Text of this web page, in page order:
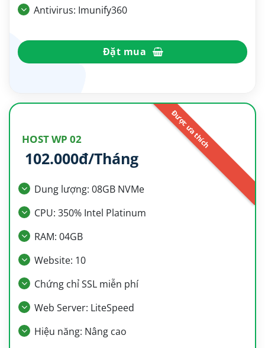
Antivirus: Imunify360
Đặt mua
HOST WP 02
102.000đ/Tháng
Dung lượng: 08GB NVMe
CPU: 350% Intel Platinum
RAM: 04GB
Website: 10
Chứng chỉ SSL miễn phí
Web Server: LiteSpeed
Hiệu năng: Nâng cao